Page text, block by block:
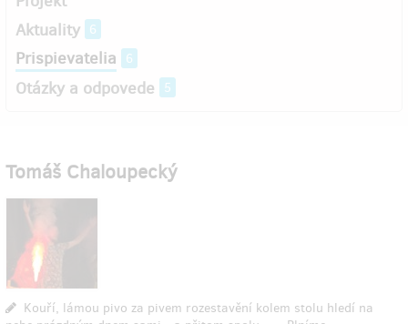
Aktuality 6
Prispievatelia 6
Otázky a odpovede 5
Tomáš Chaloupecký
Kouří, lámou pivo za pivem rozestavění kolem stolu hledí na